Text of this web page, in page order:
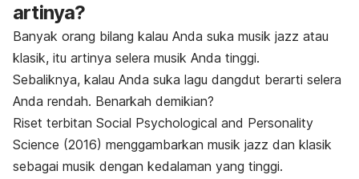
artinya?
Banyak orang bilang kalau Anda suka musik jazz atau
klasik, itu artinya selera musik Anda tinggi.
Sebaliknya, kalau Anda suka lagu dangdut berarti selera
Anda rendah. Benarkah demikian?
Riset terbitan Social Psychological and Personality
Science (2016) menggambarkan musik jazz dan klasik
sebagai musik dengan kedalaman yang tinggi.